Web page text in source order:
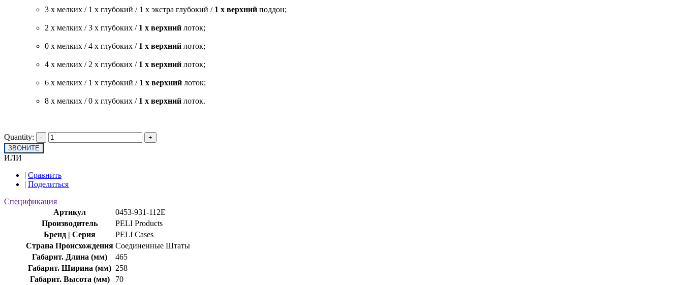
3 x мелких / 1 x глубокий / 1 x экстра глубокий / 1 x верхний поддон;
2 x мелких / 3 x глубоких / 1 x верхний лоток;
0 x мелких / 4 x глубоких / 1 x верхний лоток;
4 x мелких / 2 x глубоких / 1 x верхний лоток;
6 x мелких / 1 x глубокий / 1 x верхний лоток;
8 x мелких / 0 x глубоких / 1 x верхний лоток.
Quantity:
ЗВОНИТЕ
ИЛИ
| Сравнить
| Поделиться
Спецификация
Артикул
0453-931-112E
Производитель
PELI Products
Бренд | Серия
PELI Cases
Страна Происхождения Соединенные Штаты
Габарит. Длина (мм)
465
Габарит. Ширина (мм) 258
Габарит. Высота (мм)
70